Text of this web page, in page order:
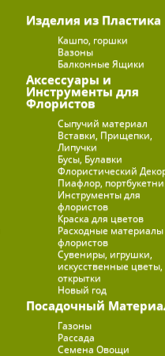
Изделия из Пластика
Кашпо, горшки
Вазоны
Балконные Ящики
Аксессуары и
Инструменты для
Флористов
Сыпучий материал
Вставки, Прищепки,
Липучки
Бусы, Булавки
Флористический
Пиафлор,
Инструменты для
флористов
Краска для цветов
Расходные
флористов
Сувениры, игрушки,
искусственные цветы,
открытки
Новый год
Посадочный
Газоны
Рассада
Семена Овощи